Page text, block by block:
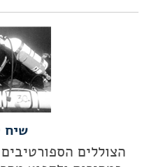
שיח
הצוללים